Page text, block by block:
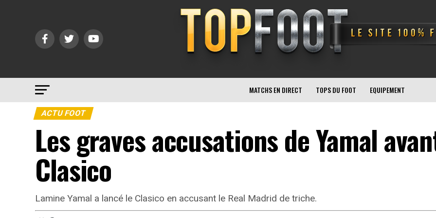
MATCHS EN DIRECT TOPS DU FOOT EQUIPEMENT
ACTU FOOT
Les graves accusations de Yamal
Clasico
Lamine Yamal a lancé le Clasico en accusant le Real Madrid de triche.